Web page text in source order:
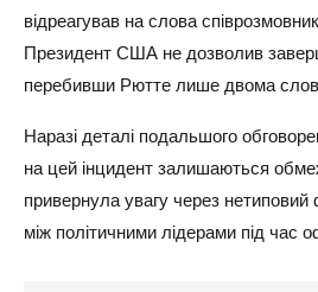
відреагував на слова
Президент США не дозволив
перебивши Рютте лише двома
Наразі деталі подальшого
на цей інцидент залишаються
привернула увагу через нетиповий
між політичними лідерами під час